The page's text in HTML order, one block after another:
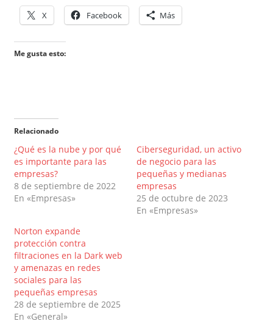
X Facebook Más
Me gusta esto:
Relacionado
¿Qué es la nube y por qué
es importante para las
empresas?
8 de septiembre de 2022
En «Empresas»
Ciberseguridad, un activo
de negocio para las
pequeñas y medianas
empresas
25 de octubre de 2023
En «Empresas»
Norton expande
protección contra
filtraciones en la Dark web
y amenazas en redes
sociales para las
pequeñas empresas
28 de septiembre de 2025
En «General»